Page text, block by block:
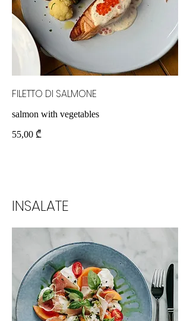
FILETTO DI SALMONE
salmon with vegetables
55,00 ₾
INSALATE